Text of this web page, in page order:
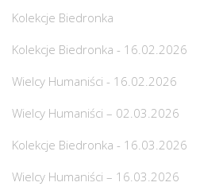
Kolekcje Biedronka
Kolekcje Biedronka - 16.02.2026
Wielcy Humaniści - 16.02.2026
Wielcy Humaniści – 02.03.2026
Kolekcje Biedronka - 16.03.2026
Wielcy Humaniści – 16.03.2026